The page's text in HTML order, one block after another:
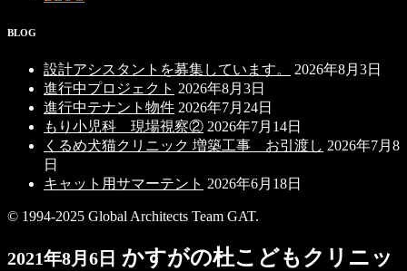
BLOG
設計アシスタントを募集しています。
2026年8月3日
進行中プロジェクト 2026年8月3日
進行中テナント物件 2026年7月24日
もり小児科 現場視察② 2026年7月14日
くるめ犬猫クリニック 増築工事 お引渡し 2026年7月8
日
キャット用サマーテント 2026年6月18日
© 1994-2025 Global Architects Team GAT.
2021年8月6日 かすがの杜こどもクリニッ